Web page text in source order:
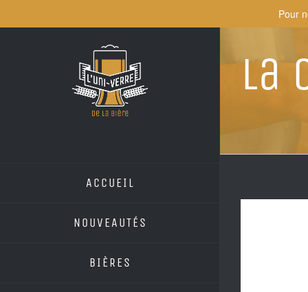
to
ACCUEIL
NOUVEAUTÉS
BIÈRES
La
Pour